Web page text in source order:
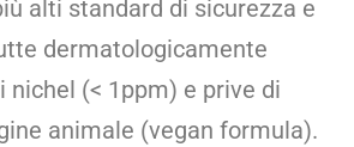
alti standard di sicurezza e
dermatologicamente
nichel (< 1ppm) e prive di
animale (vegan formula).